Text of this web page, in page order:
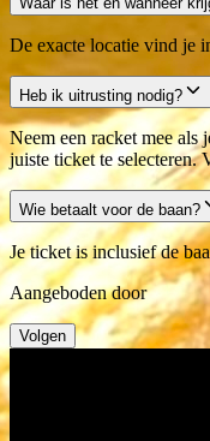
De exacte locatie vind je
Heb ik uitrusting nodig?
Neem een racket mee als
juiste ticket te selecteren.
Wie betaalt voor de baan?
Je ticket is inclusief de
Aangeboden door
Volgen